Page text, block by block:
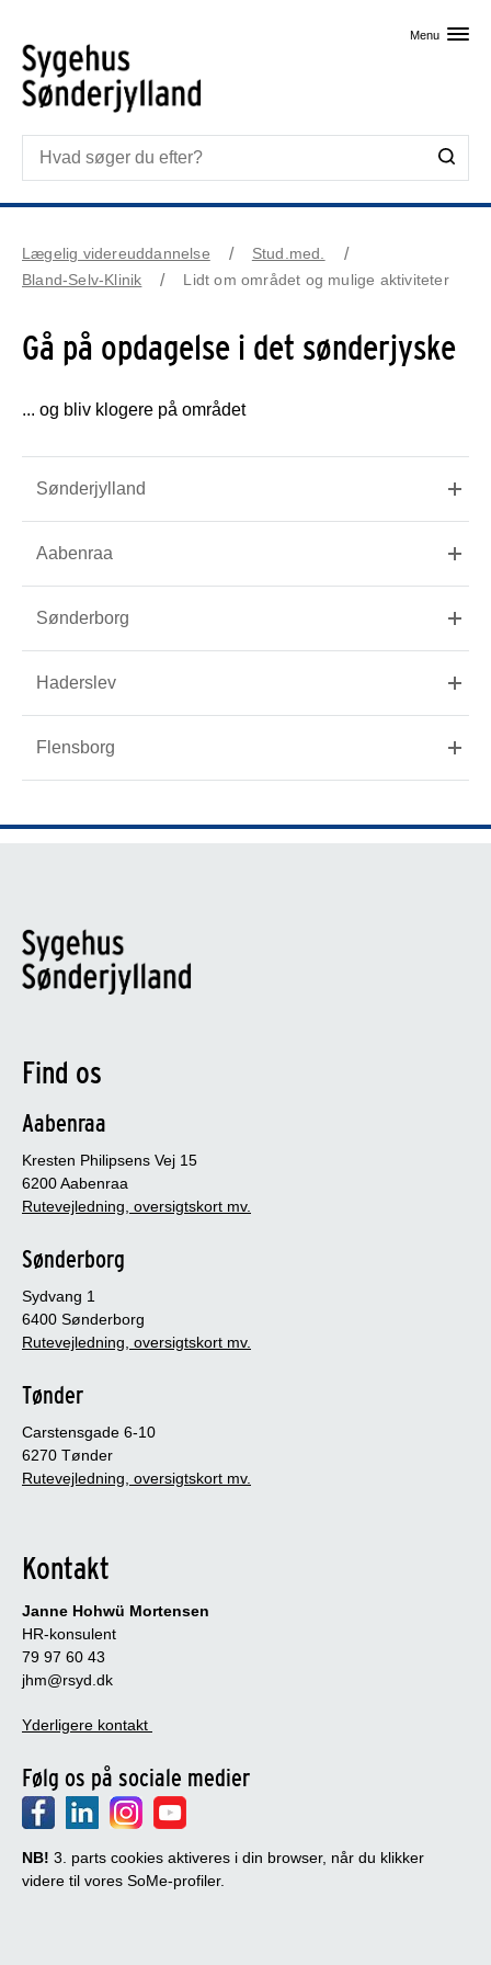
Menu
Lægelig videreuddannelse
Stud.med.
Bland-Selv-Klinik
Lidt om området og mulige aktiviteter
Gå på opdagelse i det sønderjyske
... og bliv klogere på området
Sønderjylland
Aabenraa
Sønderborg
Haderslev
Flensborg
Find os
Aabenraa
Kresten Philipsens Vej 15
6200 Aabenraa
Rutevejledning, oversigtskort mv.
Sønderborg
Sydvang 1
6400 Sønderborg
Rutevejledning, oversigtskort mv.
Tønder
Carstensgade 6-10
6270 Tønder
Rutevejledning, oversigtskort mv.
Kontakt
Janne Hohwü Mortensen
HR-konsulent
79 97 60 43
jhm@rsyd.dk
Yderligere kontakt
Følg os på sociale medier
NB! 3. parts cookies aktiveres i din browser, når du klikker
videre til vores SoMe-profiler.